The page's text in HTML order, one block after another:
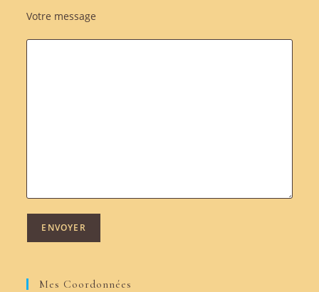
Votre message
Mes Coordonnées